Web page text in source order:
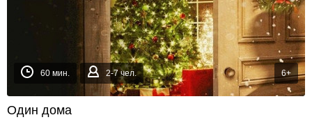
60 мин. 2-7 чел. 6+
Один дома